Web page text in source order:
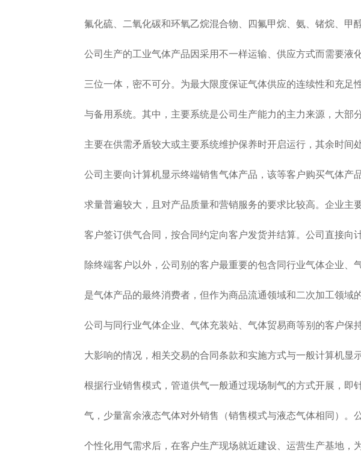
氟化硫、二氧化碳和环氧乙烷混合物、四氟甲烷、氨、锗烷、甲醇
公司生产的工业气体产品因采用不一样运输、供应方式而需要液
三位一体，密不可分。为最大限度保证气体供应的连续性和充足
与备用系统。其中，主要系统是公司生产能力的主力来源，大部
主要在供需矛盾较大或主要系统维护保养时开启运行，其余时间处
公司主要向计算机显示终端销售气体产品，该等客户购买气体产
求量普遍较大，且对产品质量和营销服务的要求比较高。企业主
客户签订供气合同，按合同约定向客户发货并结算。公司直接向
除终端客户以外，公司别的客户最重要的包含同行业气体企业、
是气体产品的最终消费者，但作为商品流通领域和二次加工领域
公司与同行业气体企业、气体充装站、气体贸易商等别的客户保
大影响的情况，相关交易的合同条款和实施方式与一般计算机显示
根据行业销售模式，管道供气一般通过现场制气的方式开展，即针
气，少量富余液态气体对外销售（销售模式与液态气体相同）。
个性化用气需求后，在客户生产现场就近建设、运营生产基地，